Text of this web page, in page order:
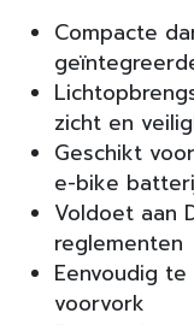
Compacte
zicht en
Geschikt
e-bike
Voldoet aan
reglementen
Eenvoudig
voorvork